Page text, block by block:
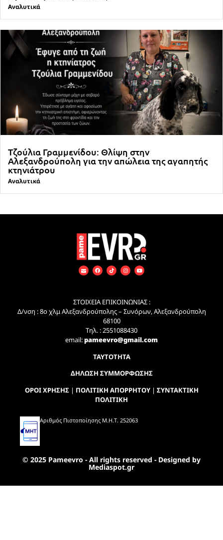
Αναλυτικά
Τζούλια Γραμμενίδου: Θλίψη στην
Αλεξανδρούπολη για την απώλεια της αγαπητής
κτηνιάτρου
Αναλυτικά
ΣΤΟΙΧΕΙΑ ΕΠΙΚΟΙΝΩΝΙΑΣ :
Δ/νση : 8ο χλμ Αλεξανδρούπολης – Συνόρων, Αλεξανδρούπολη
68100
Τηλ. : 2551088430
email:pameevro@gmail.com
ΤΑΥΤΟΤΗΤΑ
ΔΗΛΩΣΗ ΣΥΜΜΟΡΦΩΣΗΣ
ΟΡΟΙ ΧΡΗΣΗΣ| ΠΟΛΙΤΙΚΗ ΑΠΟΡΡΗΤΟΥ| ΣΥΝΤΑΚΤΙΚΗ
ΠΟΛΙΤΙΚΗ
Αριθμός Πιστοποίησης Μ.Η.Τ. 252063
© 2025 Pameevro - All rights reserved - Designed by
Mediaspot.gr